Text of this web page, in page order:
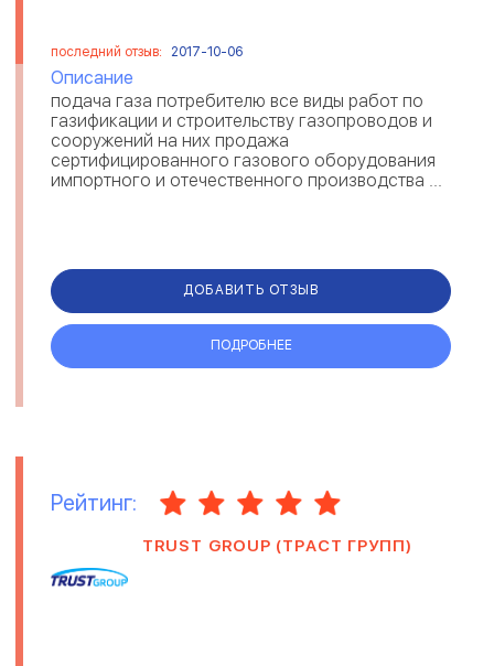
последний отзыв: 2017-10-06
Описание
подача газа потребителю все виды работ по
газификации и строительству газопроводов и
сооружений на них продажа
сертифицированного газового оборудования
импортного и отечественного производства ...
ДОБАВИТЬ ОТЗЫВ
ПОДРОБНЕЕ
Рейтинг:
TRUST GROUP (ТРАСТ ГРУПП)